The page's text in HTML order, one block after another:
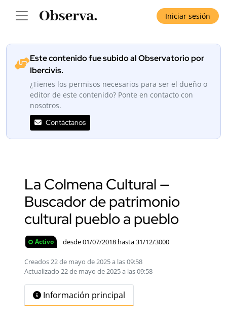
Iniciar sesión
Este contenido fue subido al Observatorio por
Ibercivis.
¿Tienes los permisos necesarios para ser el dueño o
editor de este contenido? Ponte en contacto con
nosotros.
Contáctanos
La Colmena Cultural —
Buscador de patrimonio
cultural pueblo a pueblo
Activo desde 01/07/2018 hasta 31/12/3000
Creados 22 de mayo de 2025 a las 09:58
Actualizado 22 de mayo de 2025 a las 09:58
Información principal